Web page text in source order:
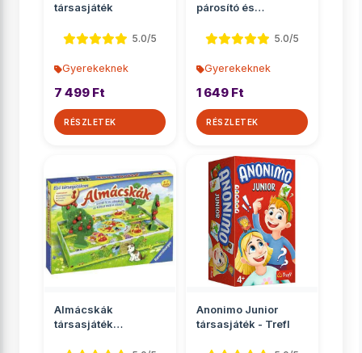
társasjáték
5.0/5
Gyerekeknek
7 499 Ft
RÉSZLETEK
párosító és
5.0/5
Gyerekeknek
1 649 Ft
RÉSZLETEK
Almácskák
társasjáték
Anonimo Junior
társasjáték - Trefl